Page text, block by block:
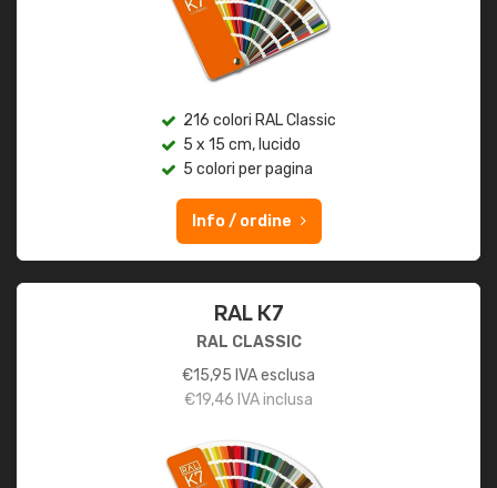
216 colori RAL Classic
5 x 15 cm, lucido
5 colori per pagina
Info / ordine
RAL K7
RAL CLASSIC
€15,95 IVA esclusa
€19,46 IVA inclusa